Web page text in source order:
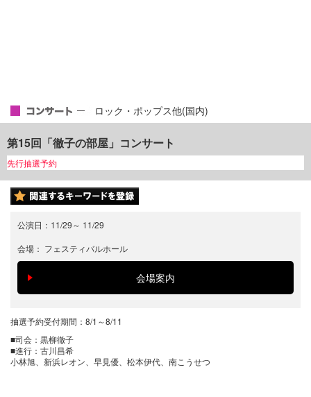
ロック・ポップス他(国内)
第15回「徹子の部屋」コンサート
先行抽選予約
公演日： 11/29～ 11/29
会場： フェスティバルホール
抽選予約受付期間：8/1～8/11
■司会：黒柳徹子
■進行：古川昌希
小林旭、新浜レオン、早見優、松本伊代、南こうせつ